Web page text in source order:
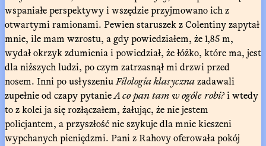
wspaniałe perspektywy i wszędzie przyjmowano ich z
otwartymi ramionami. Pewien staruszek z Colentiny zapytał
mnie, ile mam wzrostu, a gdy powiedziałem, że 1,85 m,
wydał okrzyk zdumienia i powiedział, że łóżko, które ma, jest
dla niższych ludzi, po czym zatrzasnął mi drzwi przed
nosem. Inni po usłyszeniuFilologia klasycznazadawali
zupełnie od czapy pytanieA co pan tam w ogóle robi?i wtedy
to z kolei ja się rozłączałem, żałując, że nie jestem
policjantem, a przyszłość nie szykuje dla mnie kieszeni
wypchanych pieniędzmi. Pani z Rahovy oferowała pokój